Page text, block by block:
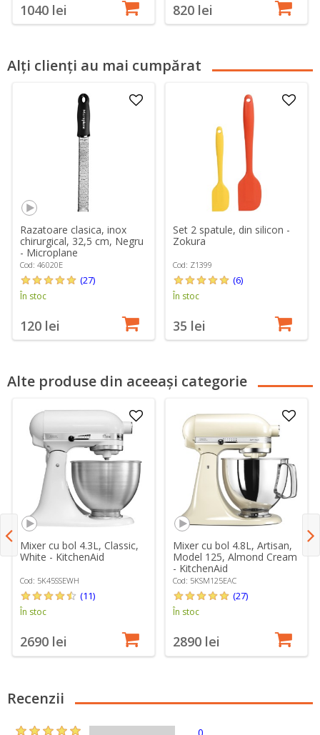
1040 lei 820 lei
Alți clienți au mai cumpărat
Razatoare clasica, inox
chirurgical, 32,5 cm, Negru
- Microplane
Cod: 46020E
(27)
În stoc
120 lei
Set 2 spatule, din silicon -
Zokura
Cod: Z1399
(6)
În stoc
35 lei
Alte produse din aceeași categorie
Mixer cu bol 4.3L, Classic,
White - KitchenAid
Cod: 5K45SSEWH
(11)
În stoc
2690 lei
Mixer cu bol 4.8L, Artisan,
Model 125, Almond Cream
- KitchenAid
Cod: 5KSM125EAC
(27)
În stoc
2890 lei
Recenzii
0